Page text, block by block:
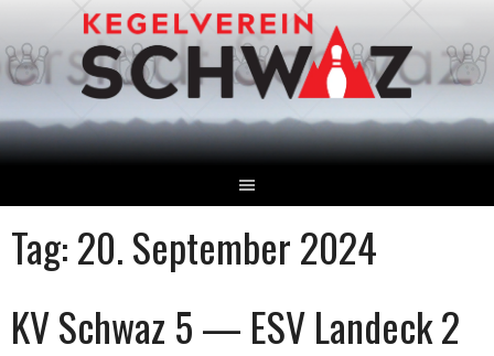
zum
Inhalt
Tag:20. September 2024
KV Schwaz 5 — ESV Landeck 2